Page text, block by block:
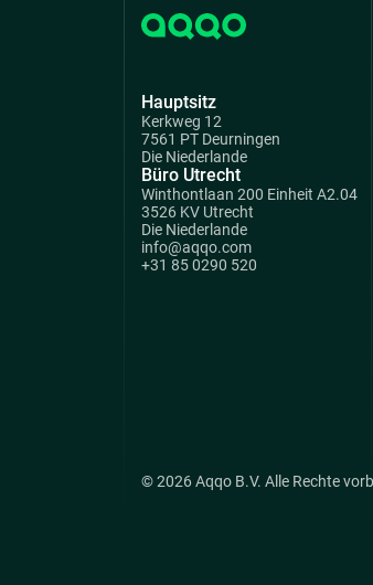
Hauptsitz
Kerkweg 12
7561 PT Deurningen
Die Niederlande
Büro Utrecht
Winthontlaan 200 Einheit A2.04
3526 KV Utrecht
Die Niederlande
info@aqqo.com
+31 85 0290 520
© 2026 Aqqo B.V. Alle Rechte